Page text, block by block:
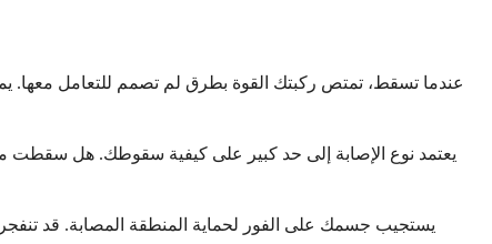
عندما تسقط، تمتص ركبتك القوة بطرق لم تصمم للتعامل معها.
يعتمد نوع الإصابة إلى حد كبير على كيفية سقوطك. هل سقطت
يستجيب جسمك على الفور لحماية المنطقة المصابة. قد تنفجر